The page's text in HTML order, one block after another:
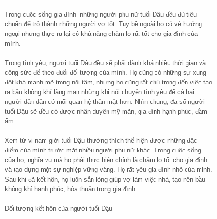
Trong cuộc sống gia đình, những người phụ nữ tuổi Dậu đều đủ tiêu
chuẩn để trỏ thành những người vợ tốt. Tuy bề ngoài họ có vẻ hướng
ngoại nhưng thực ra lại có khả năng chăm lo rất tốt cho gia đình của
mình.
Trong tình yêu, người tuổi Dậu đều sẽ phải dành khá nhiều thời gian và
công sức để theo đuổi đối tượng của mình. Họ cũng có những sự xung
đột khá mạnh mẽ trong nội tâm, nhưng họ cũng rất chú trọng đến việc tạo
ra bầu không khí lãng mạn những khi nói chuyện tình yêu để cả hai
người dần dần có mối quan hệ thân mật hơn. Nhìn chung, đa số người
tuổi Dậu sẽ đều có được nhân duyên mỹ mãn, gia đình hạnh phúc, đầm
ấm.
Xem tử vi nam giới tuổi Dậu thường thích thể hiện được những đặc
điểm của mình trước mặt nhiều người phụ nữ khác. Trong cuộc sống
của họ, nghĩa vụ mà họ phải thực hiện chính là chăm lo tốt cho gia đình
và tạo dựng một sự nghiệp vững vàng. Họ rất yêu gia đình nhỏ của minh.
Sau khi đã kết hôn, họ luôn sẵn lòng giúp vợ làm việc nhà, tạo nên bầu
không khí hạnh phúc, hòa thuận trong gia đình.
Đối tượng kết hôn của người tuổi Dậu